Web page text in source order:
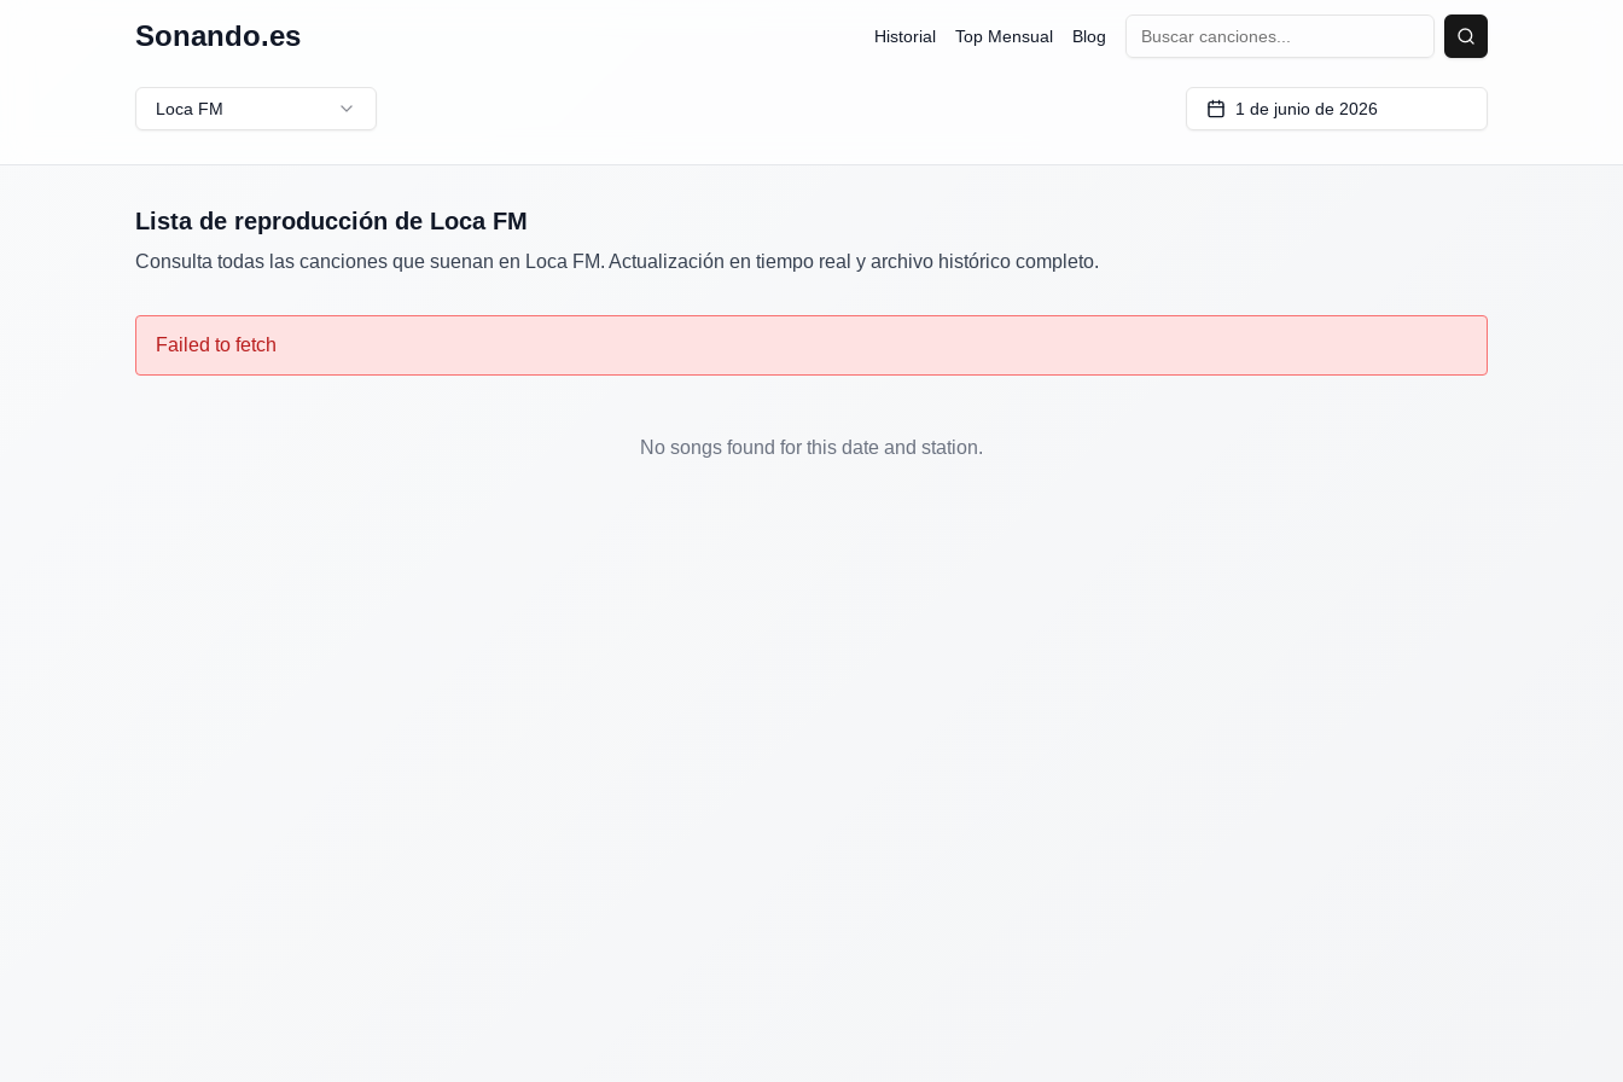
Sonando.es Historial Top Mensual Blog
Buscar
Loca FM 1 de junio de 2026
Lista de reproducción de Loca FM
Consulta todas las canciones que suenan en Loca FM. Actualización en tiempo real y archivo histórico completo.
Failed to fetch
No songs found for this date and station.